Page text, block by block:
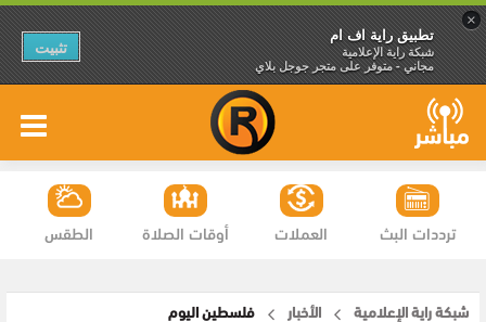
×
تطبيق راية اف ام
شبكة راية الإعلامية
مجاني - متوفر على متجر جوجل بلاي
تثبيت
الطقس أوقات الصلاة العملات ترددات البث
شبكة راية الإعلامية الأخبار فلسطين اليوم